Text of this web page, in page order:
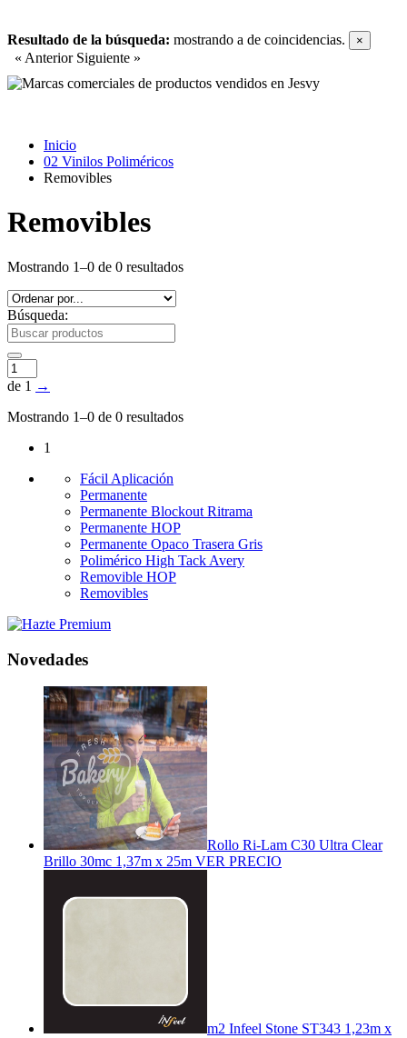
Resultado de la búsqueda: mostrando a de coincidencias. ×
« Anterior Siguiente »
Inicio
02 Vinilos Poliméricos
Removibles
Removibles
Mostrando 1–0 de 0 resultados
Búsqueda:
de 1 →
Mostrando 1–0 de 0 resultados
1
Fácil Aplicación
Permanente
Permanente Blockout Ritrama
Permanente HOP
Permanente Opaco Trasera Gris
Polimérico High Tack Avery
Removible HOP
Removibles
Novedades
Rollo Ri-Lam C30 Ultra Clear
Brillo 30mc 1,37m x 25m VER PRECIO
m2 Infeel Stone ST343 1,23m x